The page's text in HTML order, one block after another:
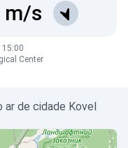
m/s
Center
ar de cidade Kovel